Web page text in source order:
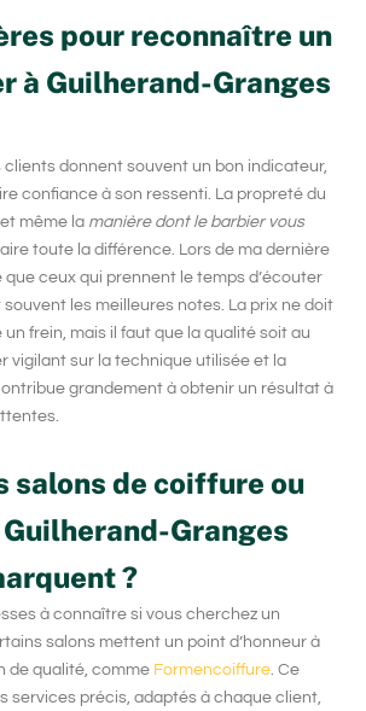
pour reconnaître un
à Guilherand-Granges
clients donnent souvent un bon indicateur,
confiance à son ressenti. La propreté du
même la manière dont le barbier vous
toute la différence. Lors de ma dernière
que ceux qui prennent le temps d’écouter
les meilleures notes. La prix ne doit
frein, mais il faut que la qualité soit au
vigilant sur la technique utilisée et la
grandement à obtenir un résultat à
salons de coiffure ou
Granges
?
à connaître si vous cherchez un
salons mettent un point d’honneur à
de qualité, comme Formencoiffure. Ce
services précis, adaptés à chaque client,